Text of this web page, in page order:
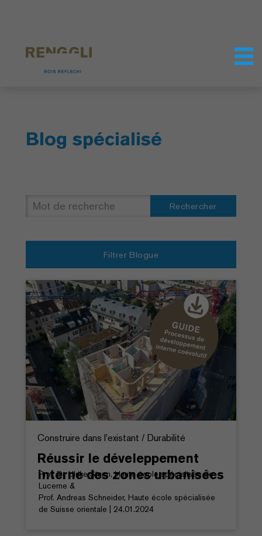
Blog spécialisé
Rechercher
Filtrer Blogue
Construire dans l'existant / Durabilité
Réussir le déveleppement
interne des zones urbanisées
Prof. Dr. Ulrike Sturm, Haute école spécialisée de
Lucerne &
Prof. Andreas Schneider, Haute école spécialisée
de Suisse orientale | 24.01.2024